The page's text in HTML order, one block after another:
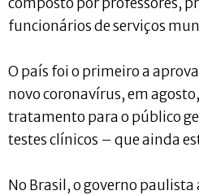
funcionários de serviços
O país foi o primeiro a
novo coronavírus, em
tratamento para o público
testes clínicos – que ainda
No Brasil, o governo